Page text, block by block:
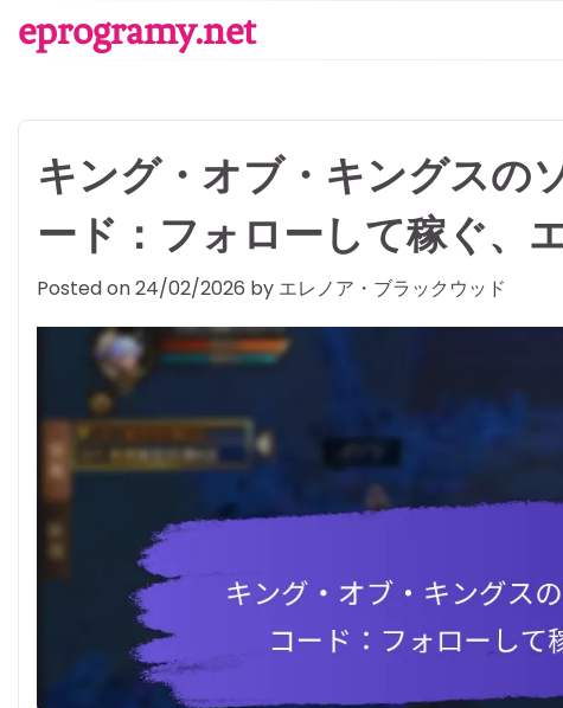
eprogramy.net
キング・オブ・キングスの
ード：フォローして稼ぐ、
Posted on24/02/2026 by エレノア・ブラックウッド